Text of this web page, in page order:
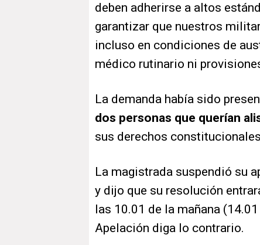
deben adherirse a altos
garantizar que nuestros
incluso en condiciones de
médico rutinario ni
La demanda había sido
dos personas que querían
sus derechos
La magistrada suspendió su
y dijo que su resolución
las 10.01 de la mañana
Apelación diga lo contrario.